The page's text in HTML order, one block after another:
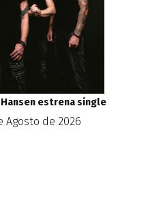
estrena single
Agosto de 2026